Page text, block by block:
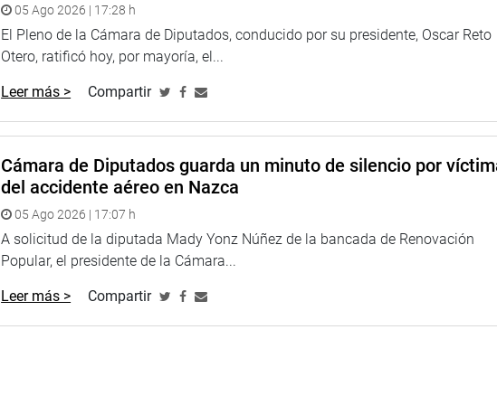
05 Ago 2026 | 17:28 h
El Pleno de la Cámara de Diputados, conducido por su presidente, Oscar Reto
Otero, ratificó hoy, por mayoría, el...
Leer más > Compartir
Cámara de Diputados guarda un minuto de silencio por
del accidente aéreo en Nazca
05 Ago 2026 | 17:07 h
A solicitud de la diputada Mady Yonz Núñez de la bancada de Renovación
Popular, el presidente de la Cámara...
Leer más > Compartir